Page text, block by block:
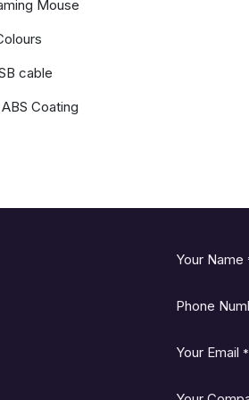
Mouse
cable
Coating
Your Name
Phone
Your Email *